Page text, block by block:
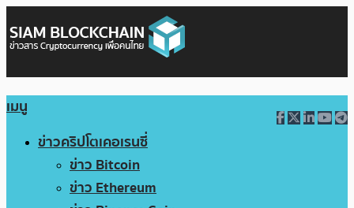
เมนู
ข่าวคริปโตเคอเรนซี่
ข่าว Bitcoin
ข่าว Ethereum